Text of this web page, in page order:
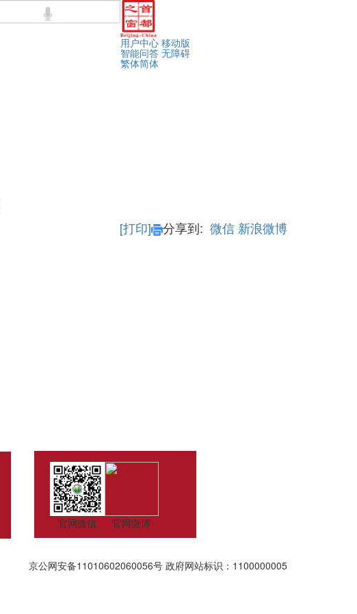
用户中心 移动版
智能问答 无障碍
繁体简体
[打印] 分享到: 微信 新浪微博
官网微信 官网微博
京公网安备11010602060056号 政府网站标识：1100000005